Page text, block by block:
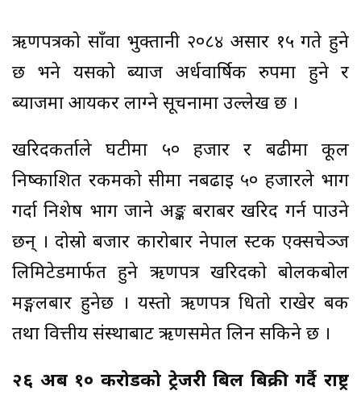
ऋणपत्रको साँवा भुक्तानी २०८४ असार १५ गते हुने
छ भने यसको ब्याज अर्धवार्षिक रुपमा हुने र
ब्याजमा आयकर लाग्ने सूचनामा उल्लेख छ ।
खरिदकर्ताले घटीमा ५० हजार र बढीमा कूल
निष्काशित रकमको सीमा नबढाइ ५० हजारले भाग
गर्दा निशेष भाग जाने अङ्क बराबर खरिद गर्न पाउने
छन् । दोस्रो बजार कारोबार नेपाल स्टक एक्सचेञ्ज
लिमिटेडमार्फत हुने ऋणपत्र खरिदको बोलकबोल
मङ्गलबार हुनेछ । यस्तो ऋणपत्र धितो राखेर बैंक
तथा वित्तीय संस्थाबाट ऋणसमेत लिन सकिने छ ।
२६ अर्ब १० करोडको ट्रेजरी बिल बिक्री गर्दै राष्ट्र